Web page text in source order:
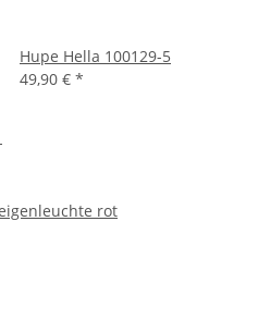
Hupe Hella 100129-5
49,90 € *